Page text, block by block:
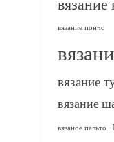
вязание пончо
вязание
вязание
вязаное пальто